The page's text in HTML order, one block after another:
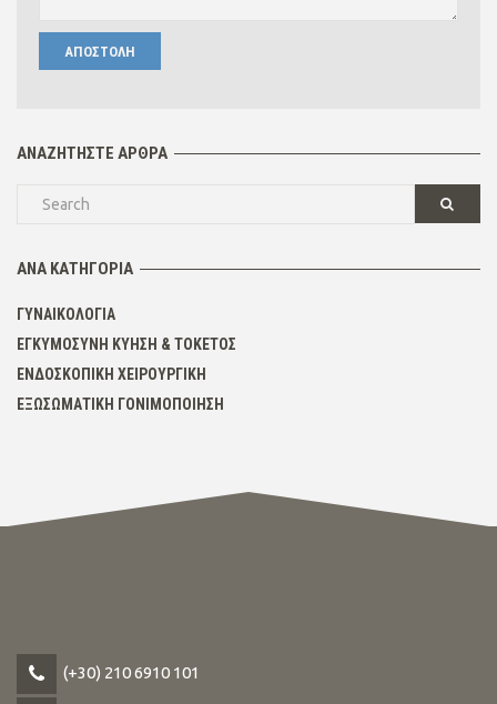
ΑΝΑΖΗΤΉΣΤΕ ΆΡΘΡΑ
ΑΝΆ ΚΑΤΗΓΟΡΊΑ
ΓΥΝΑΙΚΟΛΟΓΊΑ
ΕΓΚΥΜΟΣΎΝΗ ΚΎΗΣΗ & ΤΟΚΕΤΌΣ
ΕΝΔΟΣΚΟΠΙΚΉ ΧΕΙΡΟΥΡΓΙΚΉ
ΕΞΩΣΩΜΑΤΙΚΉ ΓΟΝΙΜΟΠΟΊΗΣΗ
(+30) 210 6910 101